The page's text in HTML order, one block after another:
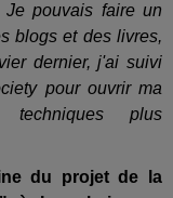
pouvais faire un
blogs et des livres,
dernier, j'ai suivi
pour ouvrir ma
plus
du projet de la